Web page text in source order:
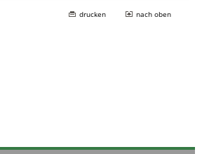
drucken nach oben